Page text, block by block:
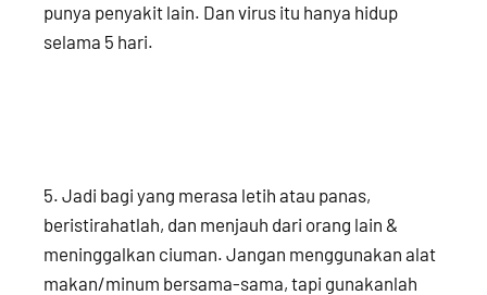
punya penyakit lain. Dan virus itu hanya hidup
selama 5 hari.
5. Jadi bagi yang merasa letih atau panas,
beristirahatlah, dan menjauh dari orang lain &
meninggalkan ciuman. Jangan menggunakan alat
makan/minum bersama-sama, tapi gunakanlah